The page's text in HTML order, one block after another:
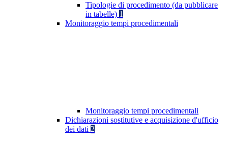
Tipologie di procedimento (da pubblicare
in tabelle) 1
Monitoraggio tempi procedimentali
Monitoraggio tempi procedimentali
Dichiarazioni sostitutive e acquisizione d'ufficio
dei dati 2